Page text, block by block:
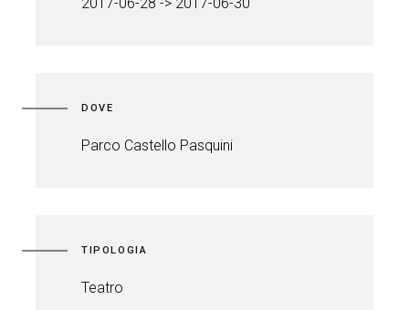
DOVE
Parco Castello Pasquini
TIPOLOGIA
Teatro